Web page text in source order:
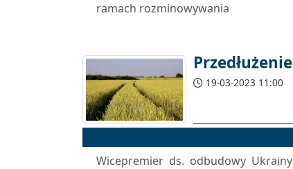
ramach rozminowywania
19-03-2023 11:00
Wicepremier ds. odbudowy